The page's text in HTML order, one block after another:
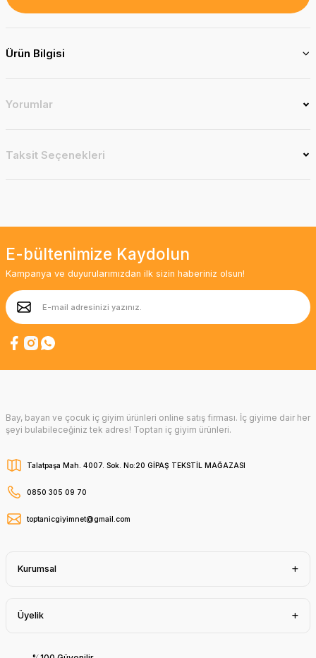
Ürün Bilgisi
Yorumlar
Taksit Seçenekleri
E-bültenimize Kaydolun
Kampanya ve duyurularımızdan ilk sizin haberiniz olsun!
Bay, bayan ve çocuk iç giyim ürünleri online satış firması. İç giyime dair her
şeyi bulabileceğiniz tek adres! Toptan iç giyim ürünleri.
Talatpaşa Mah. 4007. Sok. No:20 GİPAŞ TEKSTİL MAĞAZASI
0850 305 09 70
toptanicgiyimnet@gmail.com
Kurumsal
Üyelik